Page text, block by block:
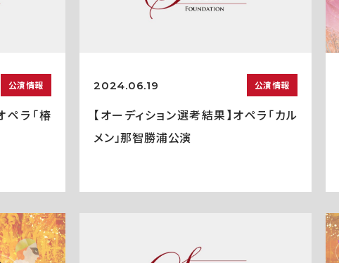
公演情報
ペラ「椿
2024.06.19 公演情報
【オーディション選考結果】オペラ「カル
メン」那智勝浦公演